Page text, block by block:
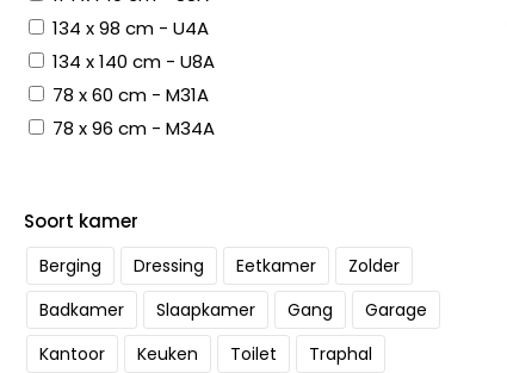
134 x 98 cm - U4A
134 x 140 cm - U8A
78 x 60 cm - M31A
78 x 96 cm - M34A
Soort kamer
Berging Dressing Eetkamer
Zolder
Badkamer
Slaapkamer Gang
Garage
Kantoor
Keuken Toilet
Traphal